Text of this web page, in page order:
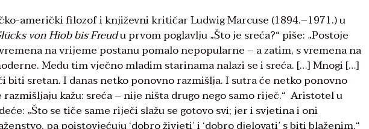
američki filozof i književni kritičar Ludwig Marcuse (1894.–1971.) u
von Hiob bis Freudu prvom poglavlju „Što je sreća?“ piše: „Postoje
na vrijeme postanu pomalo nepopularne – a zatim, s vremena na
Među tim vječno mladim starinama nalazi se i sreća. […] Mnogi […]
biti sretan. I danas netko ponovno razmišlja. I sutra će netko ponovno
kažu: sreća – nije ništa drugo nego samo riječ.“ Aristotel u
„Što se tiče same riječi slažu se gotovo svi; jer i svjetina i oni